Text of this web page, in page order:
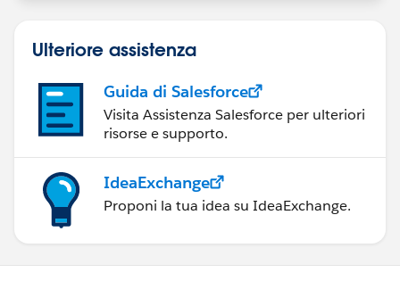
Ulteriore assistenza
Guida di Salesforce
Visita Assistenza Salesforce per ulteriori
risorse e supporto.
IdeaExchange
Proponi la tua idea su IdeaExchange.